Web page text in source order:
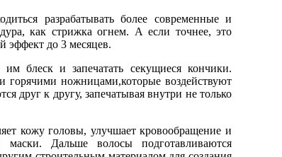
разрабатывать более современные и
как стрижка огнем. А если точнее, это
эффект до 3 месяцев.
блеск и запечатать секущиеся кончики.
горячими ножницами,которые воздействуют
друг к другу, запечатывая внутри не только
кожу головы, улучшает кровообращение и
Дальше волосы подготавливаются